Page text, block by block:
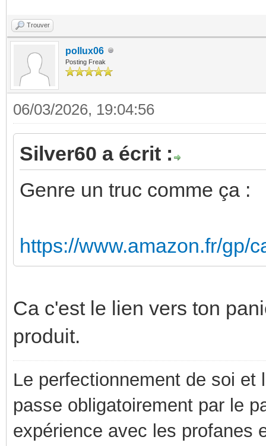
Trouver
pollux06
Posting Freak
06/03/2026, 19:04:56
Silver60 a écrit :
Genre un truc comme ça :
https://www.amazon.fr/gp/
Ca c'est le lien vers ton
produit.
Le perfectionnement de soi
passe obligatoirement par le
expérience avec les profanes